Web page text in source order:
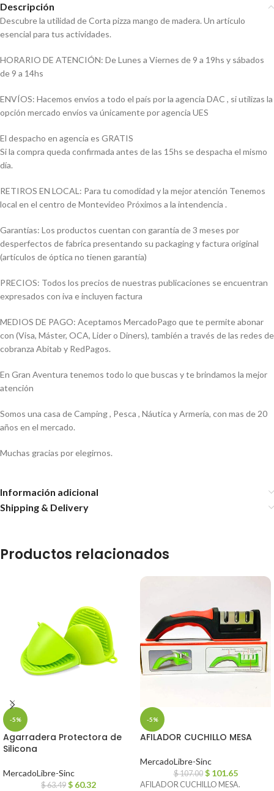
Descripción
Descubre la utilidad de Corta pizza mango de madera. Un artículo
esencial para tus actividades.
HORARIO DE ATENCIÓN: De Lunes a Viernes de 9 a 19hs y sábados
de 9 a 14hs
ENVÍOS: Hacemos envíos a todo el país por la agencia DAC , si utilizas la
opción mercado envíos va únicamente por agencia UES
El despacho en agencia es GRATIS
Si la compra queda confirmada antes de las 15hs se despacha el mismo
día.
RETIROS EN LOCAL: Para tu comodidad y la mejor atención Tenemos
local en el centro de Montevideo Próximos a la intendencia .
Garantías: Los productos cuentan con garantía de 3 meses por
desperfectos de fabrica presentando su packaging y factura original
(artículos de óptica no tienen garantía)
PRECIOS: Todos los precios de nuestras publicaciones se encuentran
expresados con iva e incluyen factura
MEDIOS DE PAGO: Aceptamos MercadoPago que te permite abonar
con (Visa, Máster, OCA, Lider o Diners), también a través de las redes de
cobranza Abitab y RedPagos.
En Gran Aventura tenemos todo lo que buscas y te brindamos la mejor
atención
Somos una casa de Camping , Pesca , Náutica y Armería, con mas de 20
años en el mercado.
Muchas gracias por elegirnos.
Información adicional
Shipping & Delivery
Productos relacionados
-5%
Agarradera Protectora de
Silicona
MercadoLibre-Sinc
$63.49 $ 60.32
-5%
AFILADOR CUCHILLO MESA
MercadoLibre-Sinc
$107.00 $ 101.65
AFILADOR CUCHILLO MESA.